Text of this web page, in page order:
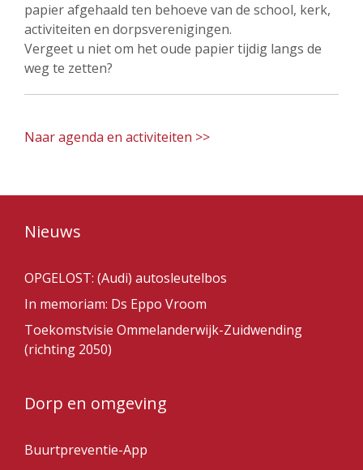
papier afgehaald ten behoeve van de school, kerk,
activiteiten en dorpsverenigingen.
Vergeet u niet om het oude papier tijdig langs de
weg te zetten?
Naar agenda en activiteiten >>
Nieuws
OPGELOST: (Audi) autosleutelbos
In memoriam: Ds Eppo Vroom
Toekomstvisie Ommelanderwijk-Zuidwending
(richting 2050)
Dorp en omgeving
Buurtpreventie-App